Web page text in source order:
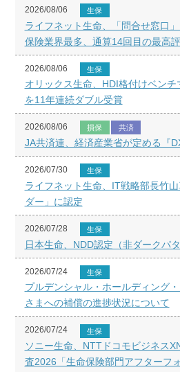
2026/08/06 生保
ライフネット生命、「問合せ窓口
保険業界最多、通算14回目の最高
2026/08/06 生保
オリックス生命、HDI格付けベン
を11年連続ダブル受賞
2026/08/06 損保 共済
JA共済連、経済産業省が定める『
2026/07/30 生保
ライフネット生命、IT戦略部長竹
ダー」に認定
2026/07/28 生保
日本生命、NDD認定（非ダークパ
2026/07/24 生保
プルデンシャル・ホールディング
さまへの補償の進捗状況について
2026/07/24 生保
ソニー生命、NTTドコモビジネス
査2026「生命保険部門アフターフ